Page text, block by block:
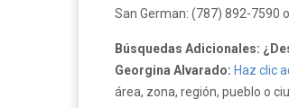
San German: (787) 892-7590
Búsquedas Adicionales:
Georgina Alvarado: Haz clic
área, zona, región, pueblo o